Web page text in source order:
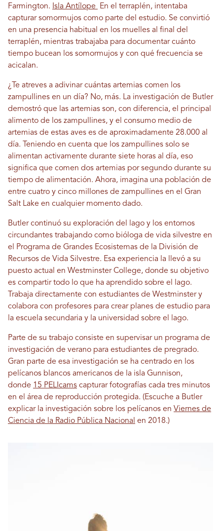
Farmington. Isla Antílope
En el terraplén, intentaba
capturar somormujos como parte del estudio. Se convirtió
en una presencia habitual en los muelles al final del
terraplén, mientras trabajaba para documentar cuánto
tiempo bucean los somormujos y con qué frecuencia se
acicalan.
¿Te atreves a adivinar cuántas artemias comen los
zampullines en un día? No, más. La investigación de Butler
demostró que las artemias son, con diferencia, el principal
alimento de los zampullines, y el consumo medio de
artemias de estas aves es de aproximadamente 28.000 al
día. Teniendo en cuenta que los zampullines solo se
alimentan activamente durante siete horas al día, eso
significa que comen dos artemias por segundo durante su
tiempo de alimentación. Ahora, imagina una población de
entre cuatro y cinco millones de zampullines en el Gran
Salt Lake en cualquier momento dado.
Butler continuó su exploración del lago y los entornos
circundantes trabajando como bióloga de vida silvestre en
el Programa de Grandes Ecosistemas de la División de
Recursos de Vida Silvestre. Esa experiencia la llevó a su
puesto actual en Westminster College, donde su objetivo
es compartir todo lo que ha aprendido sobre el lago.
Trabaja directamente con estudiantes de Westminster y
colabora con profesores para crear planes de estudio para
la escuela secundaria y la universidad sobre el lago.
Parte de su trabajo consiste en supervisar un programa de
investigación de verano para estudiantes de pregrado.
Gran parte de esa investigación se ha centrado en los
pelícanos blancos americanos de la isla Gunnison,
donde 15 PELIcams capturar fotografías cada tres minutos
en el área de reproducción protegida. (Escuche a Butler
explicar la investigación sobre los pelícanos en Viernes de
Ciencia de la Radio Pública Nacional en 2018.)